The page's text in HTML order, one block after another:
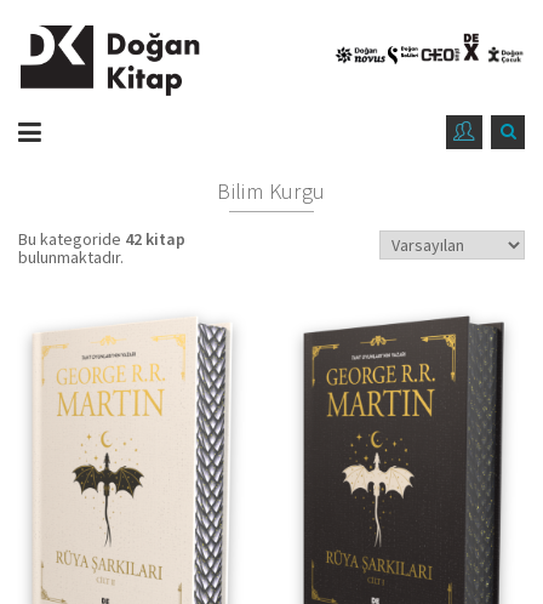
Bilim Kurgu
Bu kategoride 42 kitap
bulunmaktadır.